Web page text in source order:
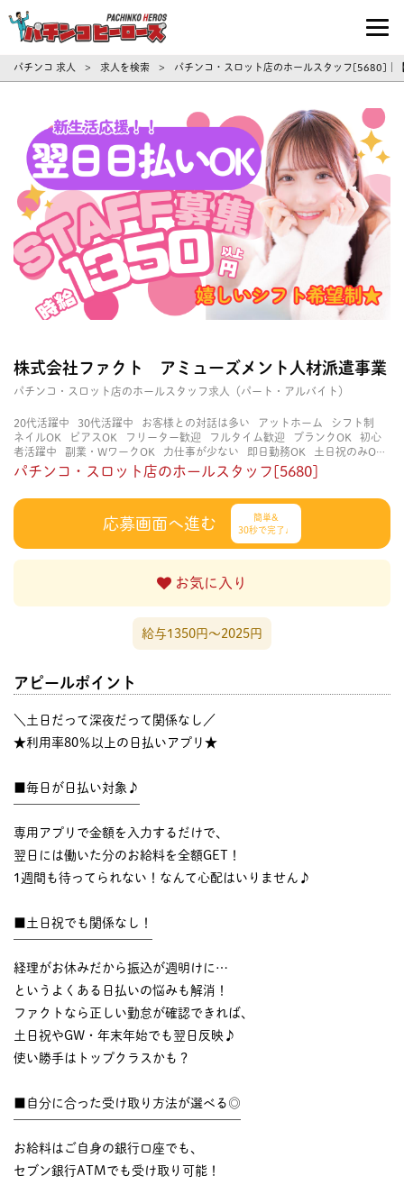
パチンコ求人・転職ならパチンコヒーロ
パチンコ 求人 > 求人を検索 > パチンコ・スロット店のホールスタッフ[5680]
株式会社ファクト アミューズメント人材派遣事業
パチンコ・スロット店のホールスタッフ求人（パート・アルバイト）
20代活躍中 30代活躍中 お客様との対話は多い アットホーム
シフト制
ネイルOK
ピアスOK フリーター歓迎 フルタイム歓迎 ブランクOK
初心
者活躍中
副業・WワークOK 力仕事が少ない 即日勤務OK
土日祝のみOK
学歴不問
服装自由 未経験・初心者OK 決められた時間できっちり
経験不要
立ち仕事 経験者・有資格者歓迎 自分の都合に合わせやすい
自由
パチンコ・スロット店のホールスタッフ[5680]
応募画面へ進む
簡単&
30秒で完了♩
お気に入り
給与1350円〜2025円
アピールポイント
＼土日だって深夜だって関係なし／
★利用率80％以上の日払いアプリ★
■毎日が日払い対象♪
専用アプリで金額を入力するだけで、
翌日には働いた分のお給料を全額GET！
1週間も待ってられない！なんて心配はいりません♪
■土日祝でも関係なし！
経理がお休みだから振込が週明けに…
というよくある日払いの悩みも解消！
ファクトなら正しい勤怠が確認できれば、
土日祝やGW・年末年始でも翌日反映♪
使い勝手はトップクラスかも？
■自分に合った受け取り方法が選べる◎
お給料はご自身の銀行口座でも、
セブン銀行ATMでも受け取り可能！